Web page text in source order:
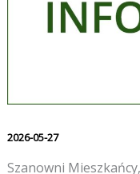
2026-05-27
Szanowni